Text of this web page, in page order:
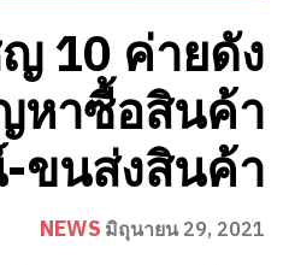
10 ค่ายดัง
หาซื้อสินค้า
ขนส่งสินค้า
NEWS มิถุนายน 29, 2021